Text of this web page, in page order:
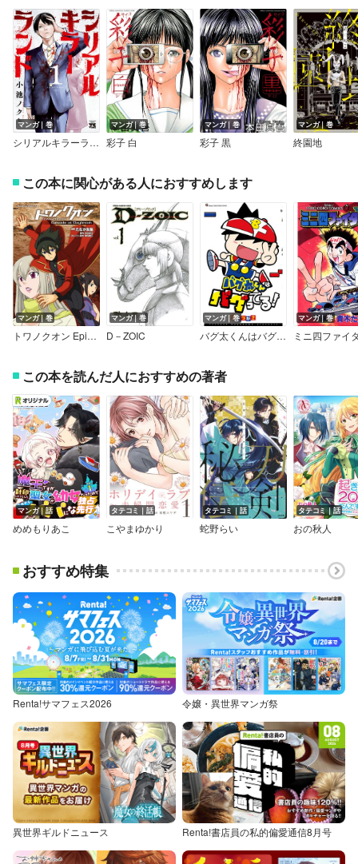
マンガ｜巻
シリアルキラーランド
マンガ｜巻
彩子 白
マンガ｜巻
彩子 黒
マンガ｜巻
終園地
この本に関心がある人におすすめします
マンガ｜巻
トワノクオン Episode at Daybreak
マンガ｜巻
D－ZOIC
マンガ｜巻
バグ太くんはバグってる！
マンガ｜巻
ミニ四ファイ
この本を読んだ人におすすめの著者
マンガ｜話
めめもりあこ
タテコミ｜話
こやまゆかり
タテコミ｜話
蛇野らい
タテコミ｜話
おの秋人
おすすめ特集
Renta!サマフェス2026 令嬢・異世界マンガ祭
異世界ギルドニュース Renta!書店員の私的偏愛通信8月号